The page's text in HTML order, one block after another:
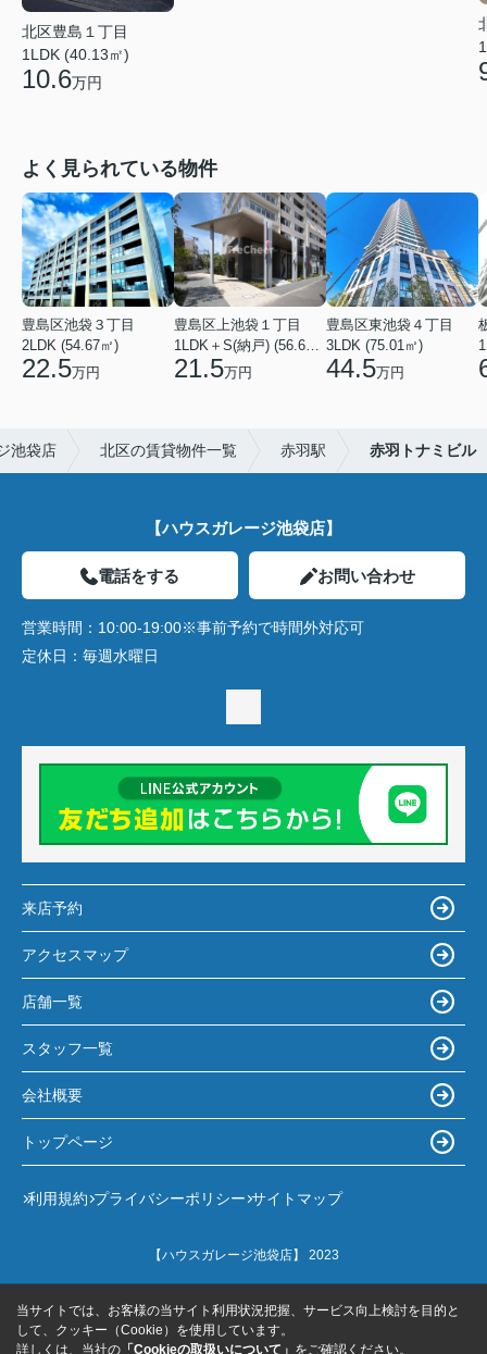
北区豊島１丁目
1LDK (40.13㎡)
10.6万円
よく見られている物件
豊島区池袋３丁目
2LDK (54.67㎡)
22.5万円
豊島区上池袋１丁目
1LDK＋S(納戸) (56.61㎡)
21.5万円
豊島区東池袋４丁目
3LDK (75.01㎡)
44.5万円
池袋店 北区の賃貸物件一覧 赤羽駅 赤羽トナミビル
【ハウスガレージ池袋店】
電話をする お問い合わせ
営業時間： 10:00-19:00※事前予約で時間外対応可
定休日： 毎週水曜日
来店予約
アクセスマップ
店舗一覧
スタッフ一覧
会社概要
トップページ
利用規約 プライバシーポリシー サイトマップ
【ハウスガレージ池袋店】 2023
当サイトでは、お客様の当サイト利用状況把握、サービス向上検討を目的と
して、クッキー（Cookie）を使用しています。
詳しくは、当社の 「Cookieの取扱いについて」 をご確認ください。